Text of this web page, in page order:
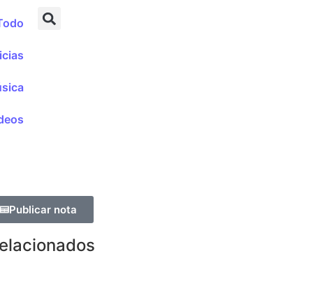
Publicar nota